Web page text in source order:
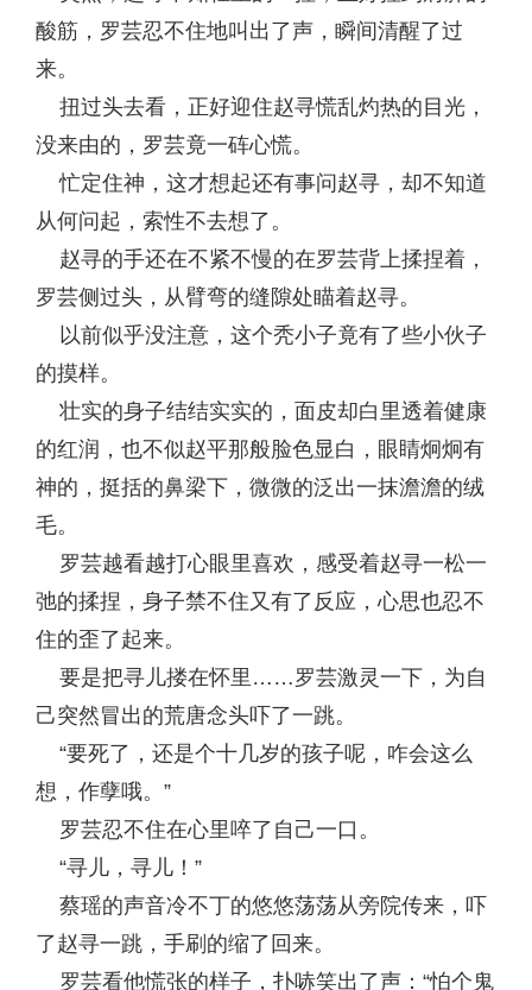
酸筋，罗芸忍不住地叫出了声，瞬间清醒了过
来。
扭过头去看，正好迎住赵寻慌乱灼热的目光，
没来由的，罗芸竟一砗心慌。
忙定住神，这才想起还有事问赵寻，却不知道
从何问起，索性不去想了。
赵寻的手还在不紧不慢的在罗芸背上揉捏着，
罗芸侧过头，从臂弯的缝隙处瞄着赵寻。
以前似乎没注意，这个秃小子竟有了些小伙子
的摸样。
壮实的身子结结实实的，面皮却白里透着健康
的红润，也不似赵平那般脸色显白，眼睛炯炯有
神的，挺括的鼻梁下，微微的泛出一抹澹澹的绒
毛。
罗芸越看越打心眼里喜欢，感受着赵寻一松一
弛的揉捏，身子禁不住又有了反应，心思也忍不
住的歪了起来。
要是把寻儿搂在怀里……罗芸激灵一下，为自
己突然冒出的荒唐念头吓了一跳。
“要死了，还是个十几岁的孩子呢，咋会这么
想，作孽哦。”
罗芸忍不住在心里啐了自己一口。
“寻儿，寻儿！”
蔡瑶的声音冷不丁的悠悠荡荡从旁院传来，吓
了赵寻一跳，手刷的缩了回来。
罗芸看他慌张的样子，扑哧笑出了声：“怕个鬼